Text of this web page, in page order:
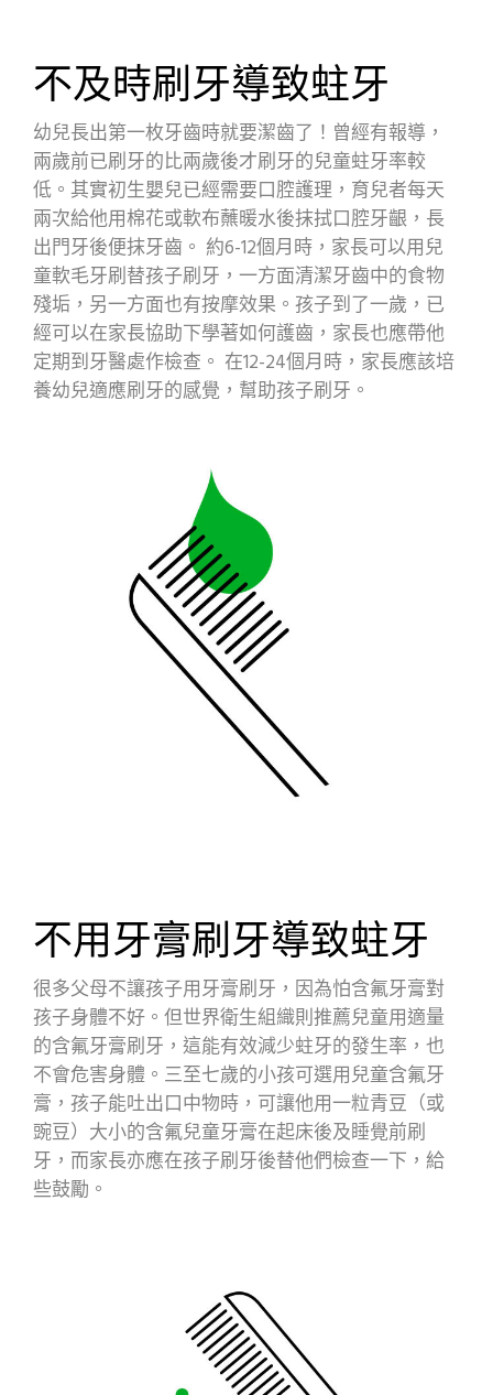
不及時刷牙導致蛀牙
幼兒長出第一枚牙齒時就要潔齒了！曾經有報導，
兩歲前已刷牙的比兩歲後才刷牙的兒童蛀牙率較
低。其實初生嬰兒已經需要口腔護理，育兒者每天
兩次給他用棉花或軟布蘸暖水後抹拭口腔牙齦，長
出門牙後便抹牙齒。 約6-12個月時，家長可以用兒
童軟毛牙刷替孩子刷牙，一方面清潔牙齒中的食物
殘垢，另一方面也有按摩效果。孩子到了一歲，已
經可以在家長協助下學著如何護齒，家長也應帶他
定期到牙醫處作檢查。 在12-24個月時，家長應該培
養幼兒適應刷牙的感覺，幫助孩子刷牙。
不用牙膏刷牙導致蛀牙
很多父母不讓孩子用牙膏刷牙，因為怕含氟牙膏對
孩子身體不好。但世界衛生組織則推薦兒童用適量
的含氟牙膏刷牙，這能有效減少蛀牙的發生率，也
不會危害身體。三至七歲的小孩可選用兒童含氟牙
膏，孩子能吐出口中物時，可讓他用一粒青豆（或
豌豆）大小的含氟兒童牙膏在起床後及睡覺前刷
牙，而家長亦應在孩子刷牙後替他們檢查一下，給
些鼓勵。